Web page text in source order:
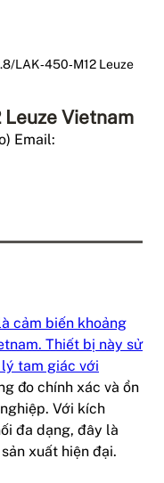
LAK‑450‑M12 Leuze
Leuze Vietnam
Email:
cảm biến khoảng
Thiết bị này sử
tam giác với
đo chính xác và ổn
Với kích
đa dạng, đây là
xuất hiện đại.